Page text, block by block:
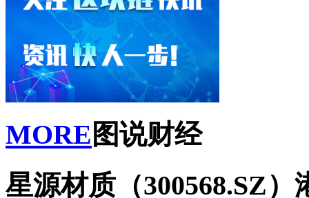
MORE 图说财经
星源材质（300568.SZ